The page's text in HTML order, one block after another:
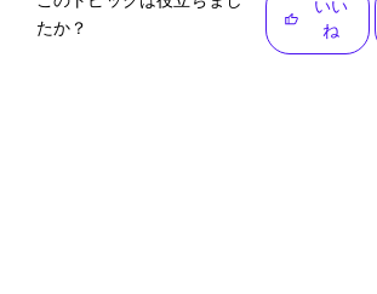
たか？
いい
ね